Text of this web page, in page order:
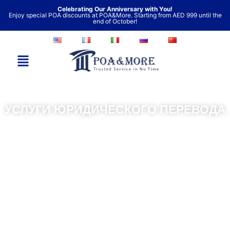
содержимому
Celebrating Our Anniversary with You!
Enjoy special POA discounts at POA&More. Starting from AED 999 until the
end of October!
УСЛУГИ ЮРИДИЧЕСКОГО ПЕРЕВОДА